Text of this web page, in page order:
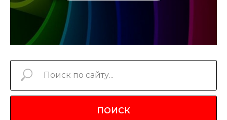
ПОИСК